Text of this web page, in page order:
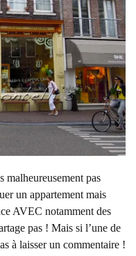
malheureusement pas
un appartement mais
AVEC notamment des
pas ! Mais si l’une de
à laisser un commentaire !